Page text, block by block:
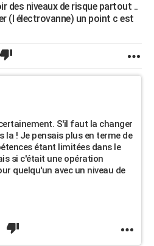
des niveaux de risque partout ..
(l électrovanne) un point c est
S'il faut la changer
! Je pensais plus en terme de
étant limitées dans le
si c'était une opération
quelqu'un avec un niveau de